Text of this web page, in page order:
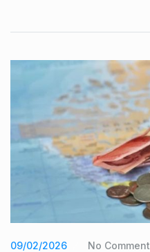
09/02/2026 No Comment